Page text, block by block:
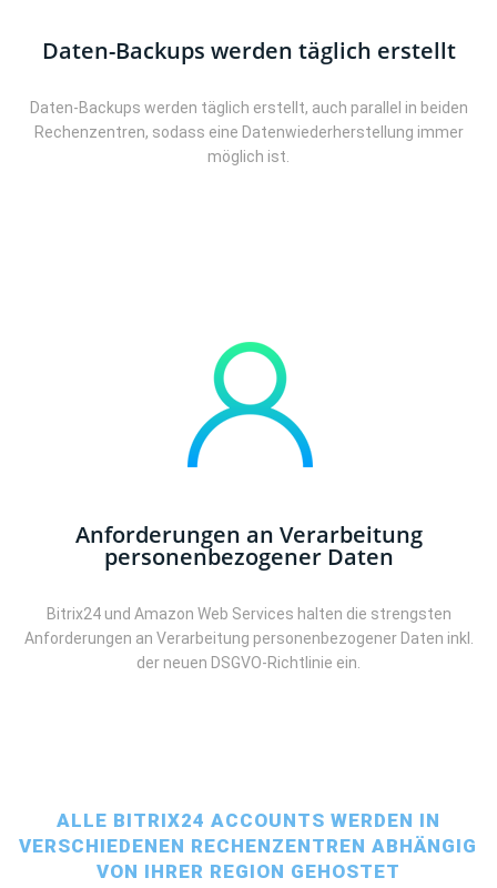
Daten-Backups werden täglich erstellt
Daten-Backups werden täglich erstellt, auch parallel in beiden
Rechenzentren, sodass eine Datenwiederherstellung immer
möglich ist.
Anforderungen an Verarbeitung
personenbezogener Daten
Bitrix24 und Amazon Web Services halten die strengsten
Anforderungen an Verarbeitung personenbezogener Daten inkl.
der neuen DSGVO-Richtlinie ein.
ALLE BITRIX24 ACCOUNTS WERDEN IN
VERSCHIEDENEN RECHENZENTREN ABHÄNGIG
VON IHRER REGION GEHOSTET